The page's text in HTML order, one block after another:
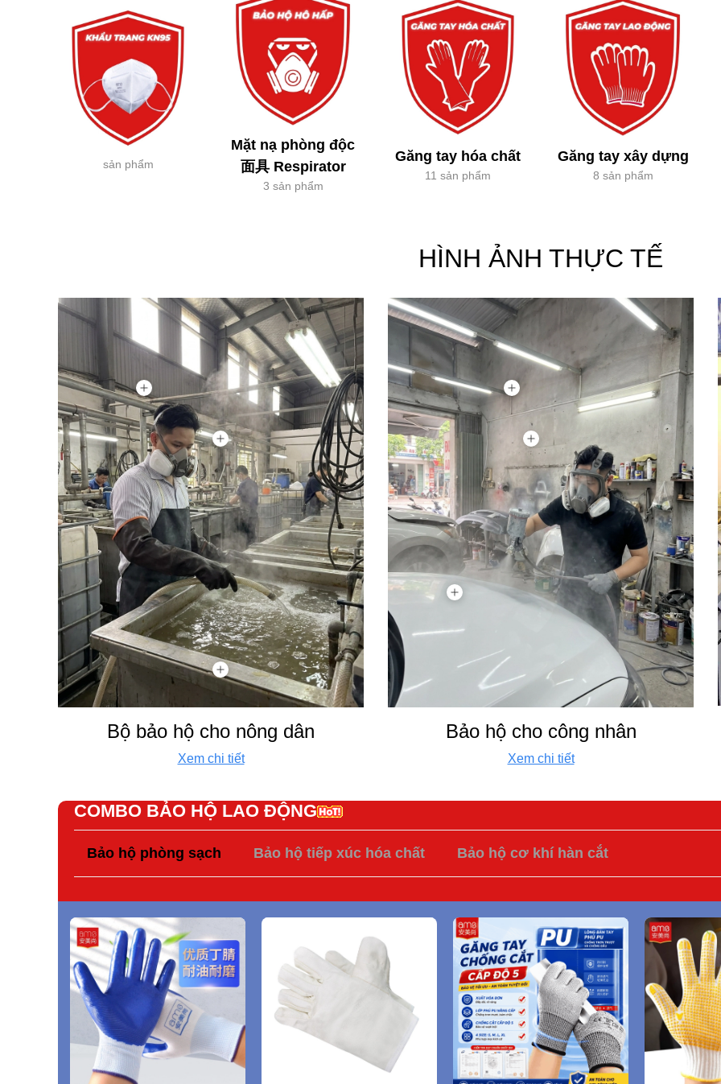
sản phẩm
Mặt nạ phòng độc
面具 Respirator
3 sản phẩm
Găng tay hóa chất
11 sản phẩm
Găng tay xây dựng
8 sản phẩm
HÌNH ẢNH THỰC TẾ
Bộ bảo hộ cho nông dân
Xem chi tiết
Bảo hộ cho công nhân
Xem chi tiết
COMBO BẢO HỘ LAO ĐỘNG
Bảo hộ phòng sạch Bảo hộ tiếp xúc hóa chất Bảo hộ cơ khí hàn cắt